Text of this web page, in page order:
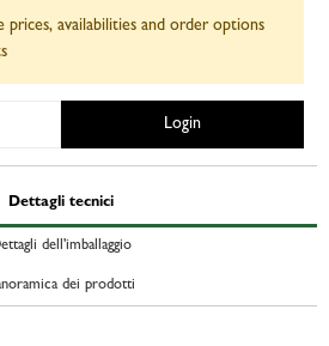
prices, availabilities and order options
Login
Dettagli tecnici
dell'imballaggio
dei prodotti